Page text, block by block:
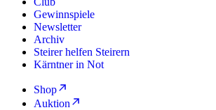
Gewinnspiele
Newsletter
Archiv
Steirer helfen Steirern
Kärntner in Not
Shop
Auktion